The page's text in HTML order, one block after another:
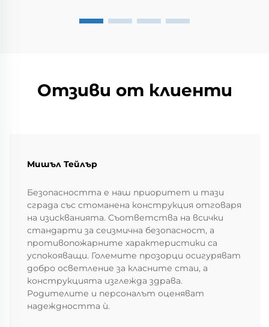
Отзиви от клиенти
Мишъл Тейлър
Безопасността е наш приоритет и тази
сграда със стоманена конструкция отговаря
на изискванията. Съответства на всички
стандарти за сеизмична безопасност, а
противопожарните характеристики са
успокояващи. Големите прозорци осигуряват
добро осветление за класните стаи, а
конструкцията изглежда здрава.
Родителите и персоналът оценяват
надеждността ѝ.